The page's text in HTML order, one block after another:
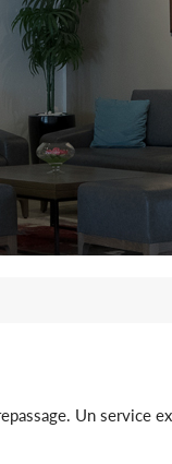
Un service